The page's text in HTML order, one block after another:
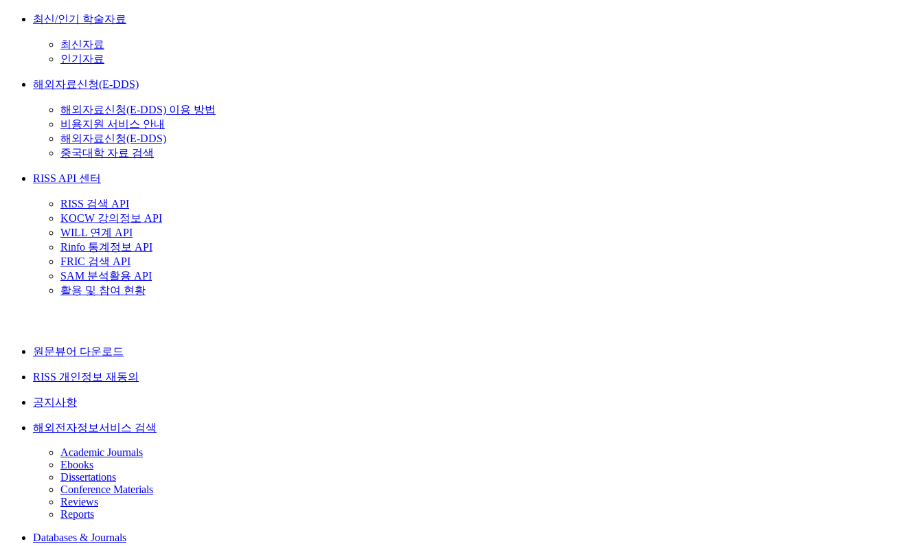
최신/인기 학술자료
최신자료
인기자료
해외자료신청(E-DDS)
해외자료신청(E-DDS) 이용 방법
비용지원 서비스 안내
해외자료신청(E-DDS)
중국대학 자료 검색
RISS API 센터
RISS 검색 API
KOCW 강의정보 API
WILL 연계 API
Rinfo 통계정보 API
FRIC 검색 API
SAM 분석활용 API
활용 및 참여 현황
원문뷰어 다운로드
RISS 개인정보 재동의
공지사항
해외전자정보서비스 검색
Academic Journals
Ebooks
Dissertations
Conference Materials
Reviews
Reports
Databases & Journals